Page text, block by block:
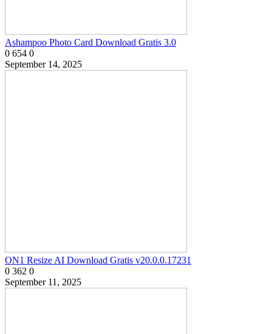
Ashampoo Photo Card Download Gratis 3.0
0 654 0
September 14, 2025
ON1 Resize AI Download Gratis v20.0.0.17231
0 362 0
September 11, 2025